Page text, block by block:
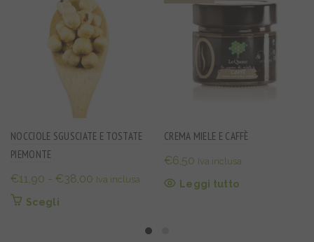
NOCCIOLE SGUSCIATE E TOSTATE
PIEMONTE
€11,90 - €38,00 Fascia
Iva inclusa
ScegliQuesto
CREMA MIELE E CAFFÈ
€6,50 Iva inclusa
Leggi tutto